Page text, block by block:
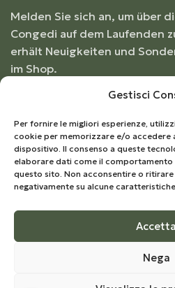
Gestisci
Per fornire le migliori esperienze,
cookie per memorizzare e/o accedere
dispositivo. Il consenso a queste
elaborare dati come il comportamento
questo sito. Non acconsentire o
negativamente su alcune
Accetta
Nega
Melden Sie sich an, um über
Congedi auf dem Laufenden
erhält Neuigkeiten und
im Shop.
© 2026Frantoio Congedi-
Develop by